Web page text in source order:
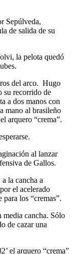
Sepúlveda,
de salida de su
la pelota quedó
del arco. Hugo
su recorrido de
a dos manos con
mano al brasileño
arquero “crema”.
al lanzar
de Gallos.
la cancha a
el acelerado
los “cremas”.
media cancha. Sólo
de cazar una
el arquero “crema”